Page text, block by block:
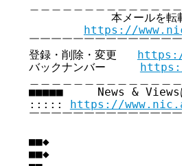
本メールを転
https://
￣￣￣￣￣￣￣￣￣￣￣￣￣
登録・削除・変更
バックナンバー
■■■■■     News & Viewsは
::::: https://
￣￣￣￣￣￣￣￣￣￣￣￣￣
■■◆
■■◆